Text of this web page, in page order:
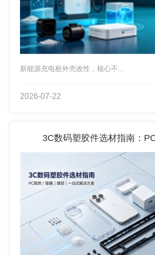
新能源充电桩外壳改性，核心不...
2026-07-22
3C数码塑胶件选材指南：